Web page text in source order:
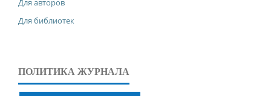
Для авторов
Для библиотек
ПОЛИТИКА ЖУРНАЛА